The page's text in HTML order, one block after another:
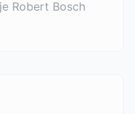
Robert Bosch